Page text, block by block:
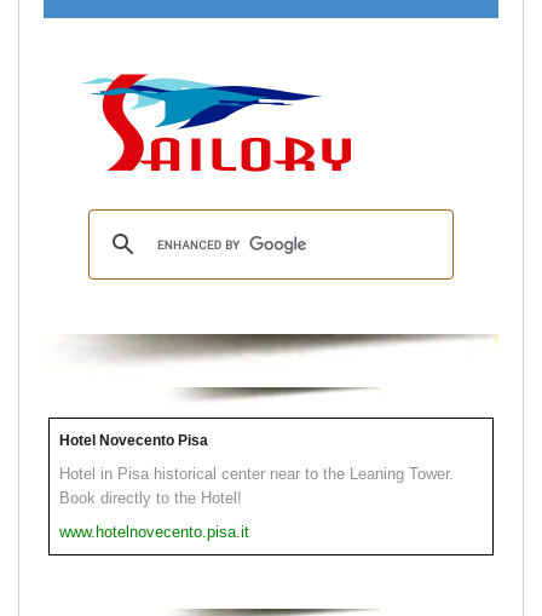
Hotel Novecento Pisa
Hotel in Pisa historical center near to the Leaning Tower.
Book directly to the Hotel!
www.hotelnovecento.pisa.it